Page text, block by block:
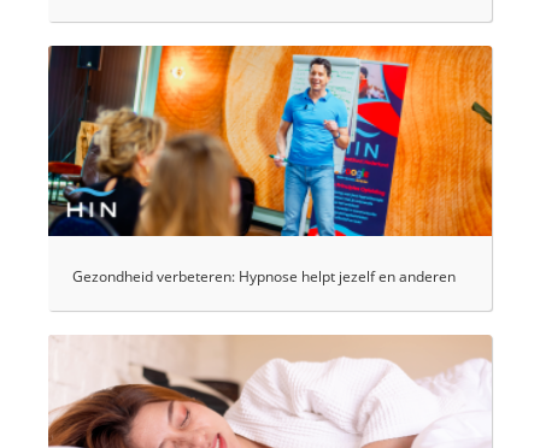
Gezondheid verbeteren: Hypnose helpt jezelf en anderen